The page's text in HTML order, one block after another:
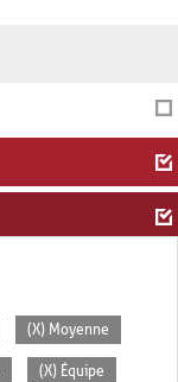
(X) Moyenne
(X) Équipe